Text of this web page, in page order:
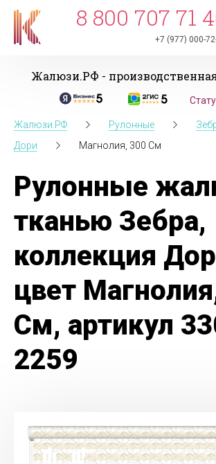
8 800 707 71
+7 (977) 000-
Жалюзи.РФ -
Жалюзи.РФ Рулонные
Дори
Магнолия, 300 См
Рулонные
тканью Зебра,
коллекция
цвет
См, артикул
2259